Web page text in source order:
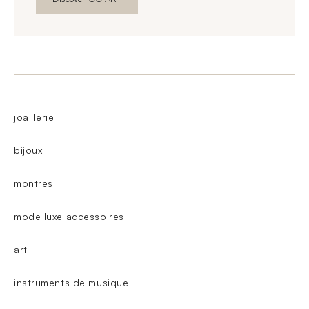
joaillerie
bijoux
montres
mode luxe accessoires
art
instruments de musique